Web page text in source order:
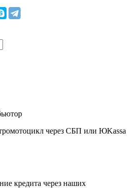
через СБП или ЮKassa
кредита через наших